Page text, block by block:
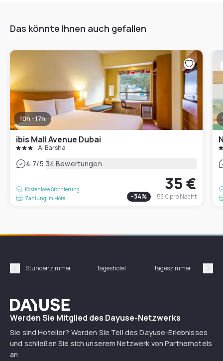
Das könnte Ihnen auch gefallen
10h - 17h
ibis Mall Avenue Dubai
Al Barsha
4.7/5|34 Bewertungen
Kostenlose Stornierung
Zahlung im Hotel
35 €
-34% 53 €pro Nacht
Précédent
Stundenzimmer Tageshotel Tageszimmer
Dayuse
Werden Sie Mitglied des Dayuse-Netzwerks
Sie sind Hotelier? Werden Sie Teil des Dayuse-Erlebnisses
und schließen Sie sich unserem Netzwerk von Partnerhotels
an